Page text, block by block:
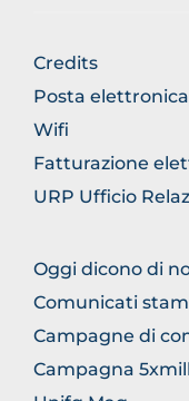
FOOTER
GENERICO
Credits
Posta elettronica
Wifi
Fatturazione
URP Ufficio
FOOTER
Oggi dicono di
Comunicati
Campagne di
Campagna